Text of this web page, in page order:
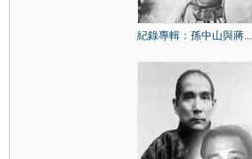
紀錄專輯：孫中山與蔣...